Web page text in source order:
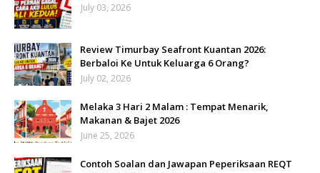
July 03, 2026
Review Timurbay Seafront Kuantan 2026:
Berbaloi Ke Untuk Keluarga 6 Orang?
July 02, 2026
Melaka 3 Hari 2 Malam : Tempat Menarik,
Makanan & Bajet 2026
June 25, 2026
Contoh Soalan dan Jawapan Peperiksaan REQT